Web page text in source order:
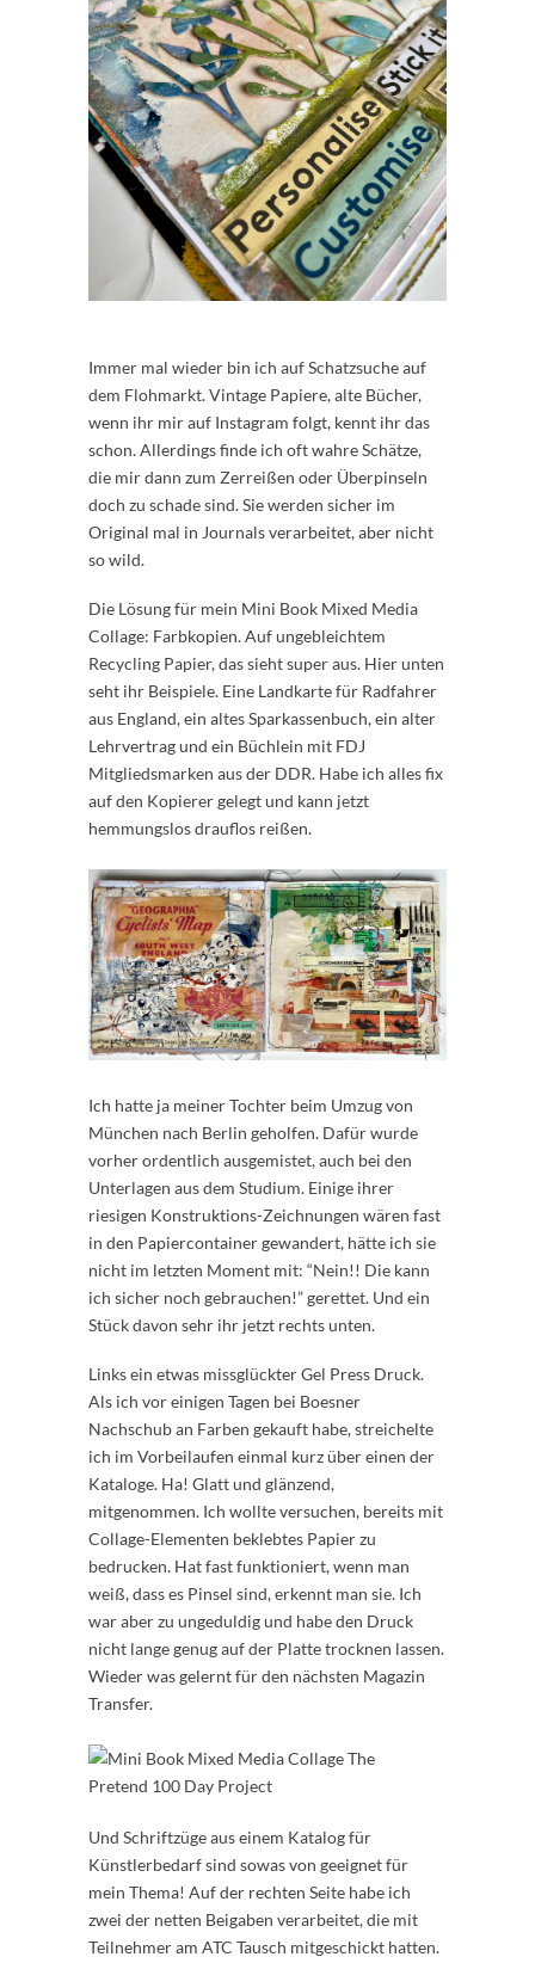
Immer mal wieder bin ich auf Schatzsuche auf
dem Flohmarkt. Vintage Papiere, alte Bücher,
wenn ihr mir auf Instagram folgt, kennt ihr das
schon. Allerdings finde ich oft wahre Schätze,
die mir dann zum Zerreißen oder Überpinseln
doch zu schade sind. Sie werden sicher im
Original mal in Journals verarbeitet, aber nicht
so wild.
Die Lösung für mein Mini Book Mixed Media
Collage: Farbkopien. Auf ungebleichtem
Recycling Papier, das sieht super aus. Hier unten
seht ihr Beispiele. Eine Landkarte für Radfahrer
aus England, ein altes Sparkassenbuch, ein alter
Lehrvertrag und ein Büchlein mit FDJ
Mitgliedsmarken aus der DDR. Habe ich alles fix
auf den Kopierer gelegt und kann jetzt
hemmungslos drauflos reißen.
Ich hatte ja meiner Tochter beim Umzug von
München nach Berlin geholfen. Dafür wurde
vorher ordentlich ausgemistet, auch bei den
Unterlagen aus dem Studium. Einige ihrer
riesigen Konstruktions-Zeichnungen wären fast
in den Papiercontainer gewandert, hätte ich sie
nicht im letzten Moment mit: “Nein!! Die kann
ich sicher noch gebrauchen!” gerettet. Und ein
Stück davon sehr ihr jetzt rechts unten.
Links ein etwas missglückter Gel Press Druck.
Als ich vor einigen Tagen bei Boesner
Nachschub an Farben gekauft habe, streichelte
ich im Vorbeilaufen einmal kurz über einen der
Kataloge. Ha! Glatt und glänzend,
mitgenommen. Ich wollte versuchen, bereits mit
Collage-Elementen beklebtes Papier zu
bedrucken. Hat fast funktioniert, wenn man
weiß, dass es Pinsel sind, erkennt man sie. Ich
war aber zu ungeduldig und habe den Druck
nicht lange genug auf der Platte trocknen lassen.
Wieder was gelernt für den nächsten Magazin
Transfer.
Und Schriftzüge aus einem Katalog für
Künstlerbedarf sind sowas von geeignet für
mein Thema! Auf der rechten Seite habe ich
zwei der netten Beigaben verarbeitet, die mit
Teilnehmer am ATC Tausch mitgeschickt hatten.